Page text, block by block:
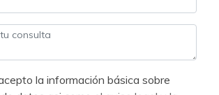
básica sobre